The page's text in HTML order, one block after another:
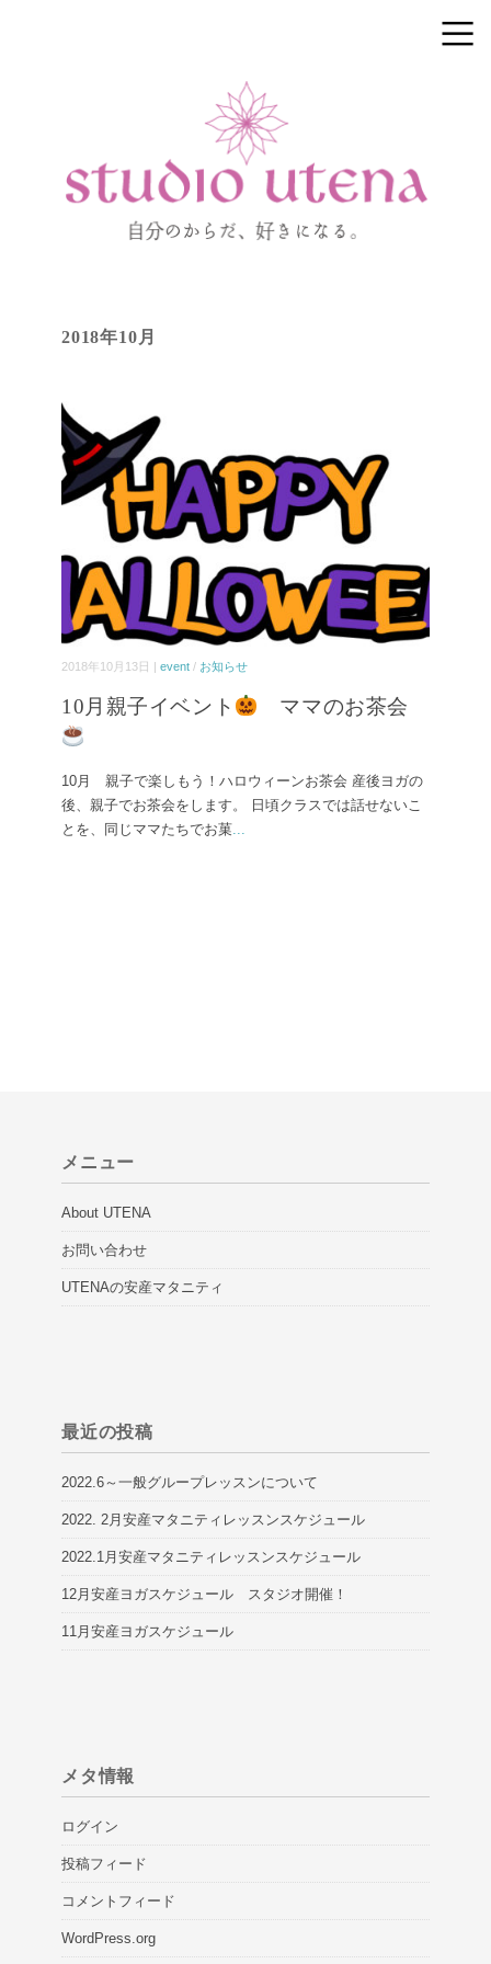
2018年10月
2018年10月13日 | event / お知らせ
10月親子イベント ママのお茶会
10月 親子で楽しもう！ハロウィーンお茶会 産後ヨガの
後、親子でお茶会をします。 日頃クラスでは話せないこ
とを、同じママたちでお菓
メニュー
About UTENA
お問い合わせ
UTENAの安産マタニティ
最近の投稿
2022.6～一般グループレッスンについて
2022. 2月安産マタニティレッスンスケジュール
2022.1月安産マタニティレッスンスケジュール
12月安産ヨガスケジュール スタジオ開催！
11月安産ヨガスケジュール
メタ情報
ログイン
投稿フィード
コメントフィード
WordPress.org